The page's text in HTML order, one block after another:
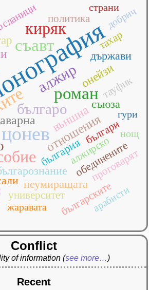
цонев
роман
съавт
киряк
алжир
българо
отношения
външна
онейзи
българия
държави
неумиращата
съюза
алжирско
българи
българските
обединените
политика
проговарят
тауфик
тахар
университет арабисти
гури
добрич
жаравата
нощ
страни
Conflict
of information (see more…)
Recent